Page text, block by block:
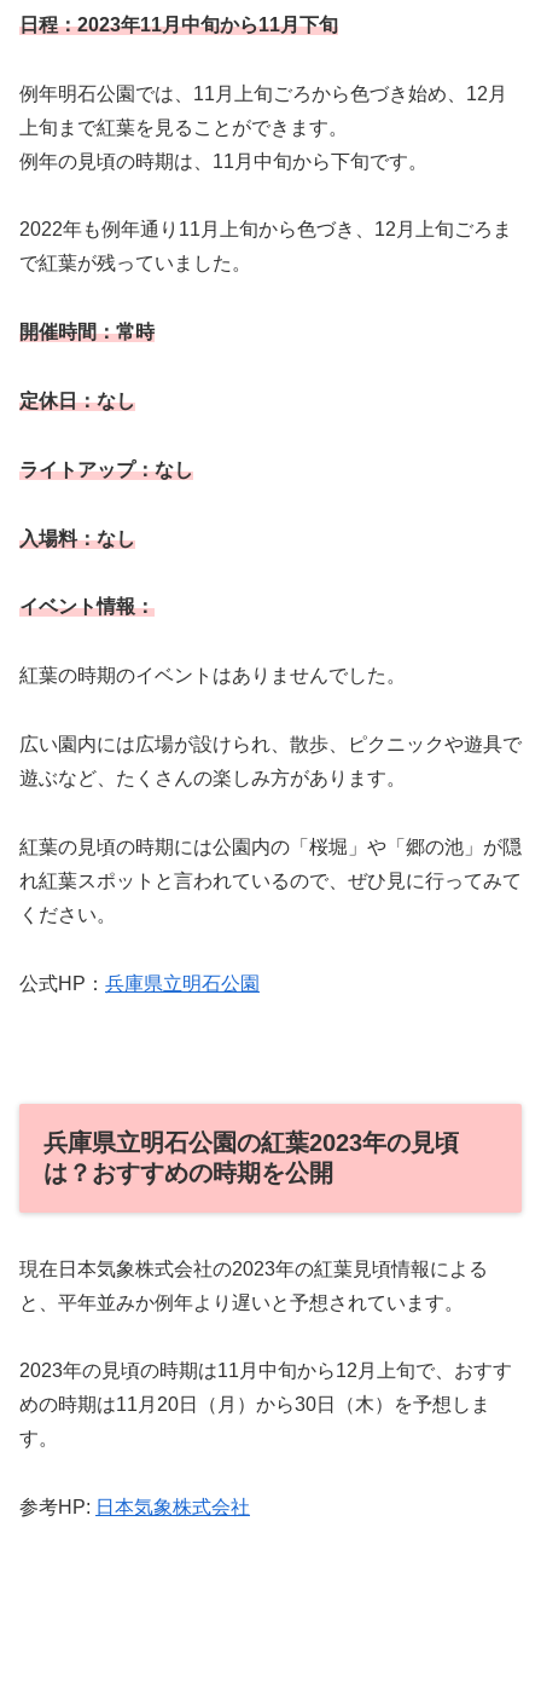
日程：2023年11月中旬から11月下旬
例年明石公園では、11月上旬ごろから色づき始め、12月
上旬まで紅葉を見ることができます。
例年の見頃の時期は、11月中旬から下旬です。
2022年も例年通り11月上旬から色づき、12月上旬ごろま
で紅葉が残っていました。
開催時間：常時
定休日：なし
ライトアップ：なし
入場料：なし
イベント情報：
紅葉の時期のイベントはありませんでした。
広い園内には広場が設けられ、散歩、ピクニックや遊具で
遊ぶなど、たくさんの楽しみ方があります。
紅葉の見頃の時期には公園内の「桜堀」や「郷の池」が隠
れ紅葉スポットと言われているので、ぜひ見に行ってみて
ください。
公式HP： 兵庫県立明石公園
兵庫県立明石公園の紅葉2023年の見頃
は？おすすめの時期を公開
現在日本気象株式会社の2023年の紅葉見頃情報による
と、平年並みか例年より遅いと予想されています。
2023年の見頃の時期は11月中旬から12月上旬で、おすす
めの時期は11月20日（月）から30日（木）を予想しま
す。
参考HP: 日本気象株式会社